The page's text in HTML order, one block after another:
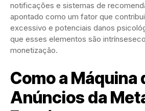
notificações e sistemas de
apontado como um fator que
excessivo e potenciais danos
que esses elementos são
monetização.
Como a Máquina
Anúncios da